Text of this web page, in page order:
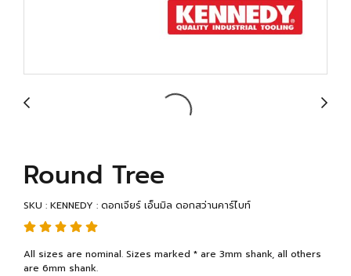
Round Tree
SKU : KENNEDY : ดอกเจียร์ เอ็นมิล ดอกสว่านคาร์ไบท์
All sizes are nominal. Sizes marked * are 3mm shank, all others
are 6mm shank.